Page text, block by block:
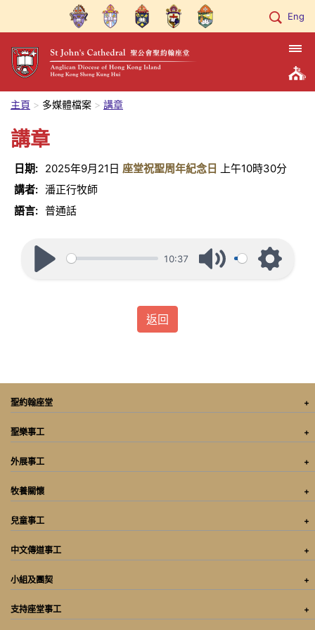
Eng
主頁 多媒體檔案 講章
講章
日期: 2025年9月21日 座堂祝聖周年紀念日
上午10時30分
講者: 潘正行牧師
語言: 普通話
10:37
返回
聖約翰座堂
聖樂事工
外展事工
牧養關懷
兒童事工
中文傳道事工
小組及團契
支持座堂事工